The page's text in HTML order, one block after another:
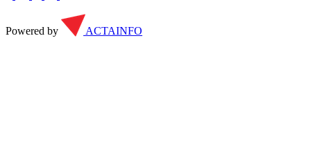
Powered by ACTAINFO